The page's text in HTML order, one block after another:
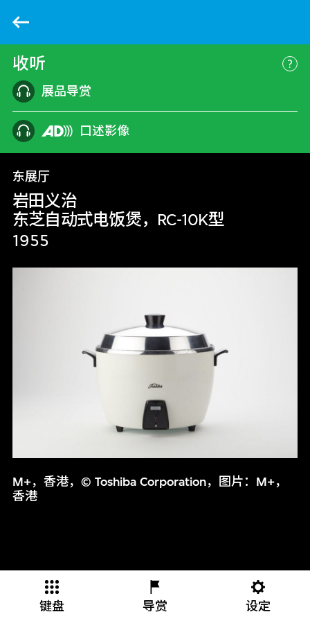
收听
展品导赏
口述影像
东展厅
岩田义治
东芝自动式电饭煲，RC-10K型
1955
M+，香港，© Toshiba Corporation，图片：M+，
香港
键盘 导赏 设定